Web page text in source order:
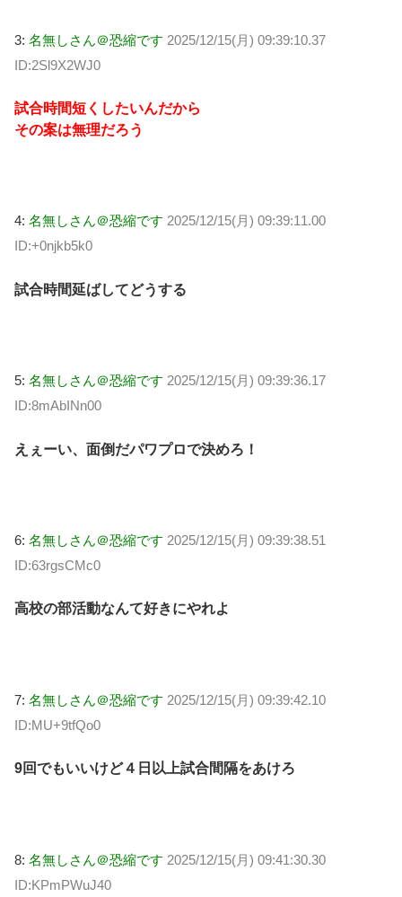
3: 名無しさん＠恐縮です 2025/12/15(月) 09:39:10.37
ID:2Sl9X2WJ0
試合時間短くしたいんだから
その案は無理だろう
4: 名無しさん＠恐縮です 2025/12/15(月) 09:39:11.00
ID:+0njkb5k0
試合時間延ばしてどうする
5: 名無しさん＠恐縮です 2025/12/15(月) 09:39:36.17
ID:8mAbINn00
えぇーい、面倒だパワプロで決めろ！
6: 名無しさん＠恐縮です 2025/12/15(月) 09:39:38.51
ID:63rgsCMc0
高校の部活動なんて好きにやれよ
7: 名無しさん＠恐縮です 2025/12/15(月) 09:39:42.10
ID:MU+9tfQo0
9回でもいいけど４日以上試合間隔をあけろ
8: 名無しさん＠恐縮です 2025/12/15(月) 09:41:30.30
ID:KPmPWuJ40